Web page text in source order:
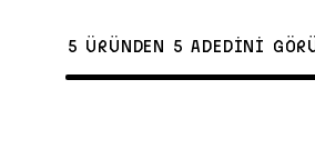
5 ÜRÜNDEN 5 ADEDİNİ